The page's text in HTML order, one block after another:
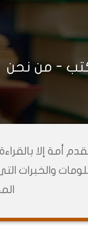
-من نحن
أمة إلا
والخبرات